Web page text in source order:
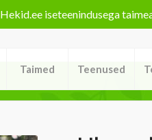
Hekid.ee iseteenindusega
Taimed Teenused